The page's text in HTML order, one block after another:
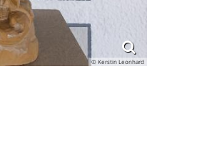
© Kerstin Leonhard